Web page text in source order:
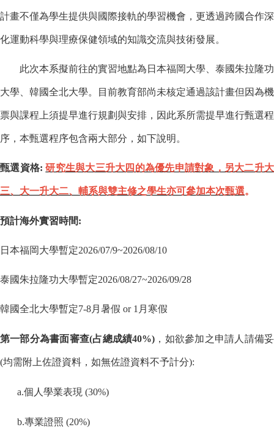
計畫不僅為學生提供與國際接軌的學習機會，更透過跨國合作深
化運動科學與理療保健領域的知識交流與技術發展。
此次本系擬前往的實習地點為日本福岡大學、泰國朱拉隆功
大學、韓國全北大學。目前教育部尚未核定通過該計畫但因為機
票與課程上須提早進行規劃與安排，因此系所需提早進行甄選程
序，本甄選程序包含兩大部分，如下說明。
甄選資格: 研究生與大三升大四的為優先申請對象，另大二升大
三、大一升大二、輔系與雙主修之學生亦可參加本次甄選。
預計海外實習時間:
日本福岡大學暫定2026/07/9~2026/08/10
泰國朱拉隆功大學暫定2026/08/27~2026/09/28
韓國全北大學暫定7-8月暑假 or 1 月寒假
第一部分為書面審查(占總成績40%) ，如欲參加之申請人請備妥
(均需附上佐證資料，如無佐證資料不予計分):
a.個人學業表現 (30%)
b.專業證照 (20%)